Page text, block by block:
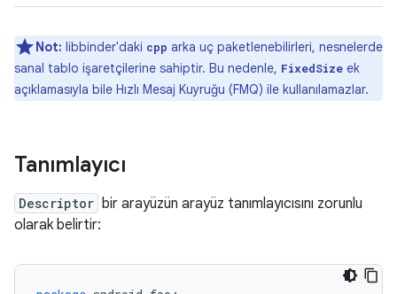
Not: libbinder'daki cpp arka uç paketlenebilirleri, nesnelerde
sanal tablo işaretçilerine sahiptir. Bu nedenle, FixedSize ek
açıklamasıyla bile Hızlı Mesaj Kuyruğu (FMQ) ile kullanılamazlar.
Tanımlayıcı
Descriptor bir arayüzün arayüz tanımlayıcısını zorunlu
olarak belirtir: